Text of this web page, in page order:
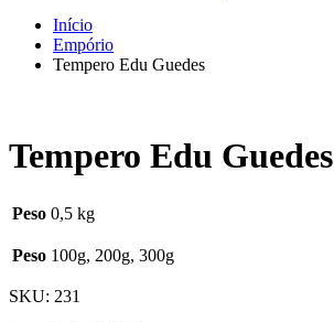
Início
Empório
Tempero Edu Guedes
Tempero Edu Guedes
Peso 0,5 kg
Peso 100g, 200g, 300g
SKU: 231